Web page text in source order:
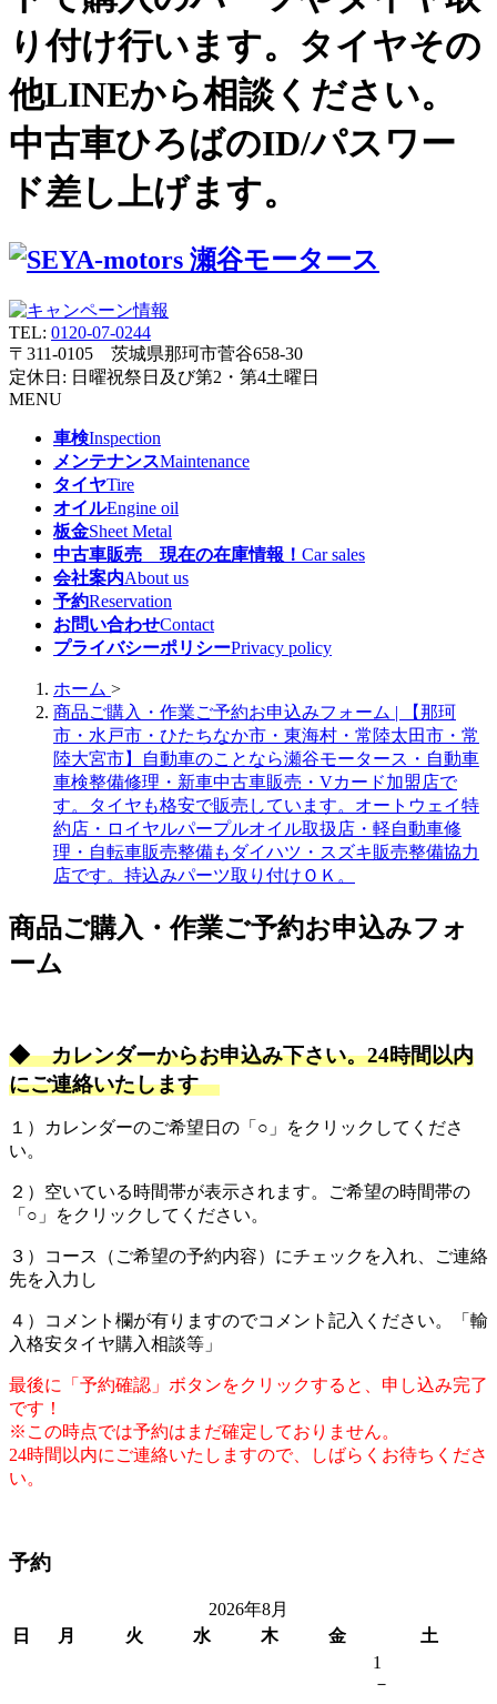
り付け行います。タイヤその
他LINEから相談ください。
中古車ひろばのID/パスワー
ド差し上げます。
TEL: 0120-07-0244
〒311-0105 茨城県那珂市菅谷658-30
定休日: 日曜祝祭日及び第2・第4土曜日
MENU
車検Inspection
メンテナンスMaintenance
タイヤTire
オイルEngine oil
板金Sheet Metal
中古車販売 現在の在庫情報！ Car sales
会社案内About us
予約Reservation
お問い合わせContact
プライバシーポリシーPrivacy policy
ホーム >
商品ご購入・作業ご予約お申込みフォーム | 【那珂
市・水戸市・ひたちなか市・東海村・常陸太田市・常
陸大宮市】自動車のことなら瀬谷モータース・自動車
車検整備修理・新車中古車販売・Vカード加盟店で
す。タイヤも格安で販売しています。オートウェイ特
約店・ロイヤルパープルオイル取扱店・軽自動車修
理・自転車販売整備もダイハツ・スズキ販売整備協力
店です。持込みパーツ取り付けＯＫ。
商品ご購入・作業ご予約お申込みフォ
ーム
◆ カレンダーからお申込み下さい。24時間以内
にご連絡いたします
１）カレンダーのご希望日の「○」をクリックしてくださ
い。
２）空いている時間帯が表示されます。ご希望の時間帯の
「○」をクリックしてください。
３）コース（ご希望の予約内容）にチェックを入れ、ご連絡
先を入力し
４）コメント欄が有りますのでコメント記入ください。「輸
入格安タイヤ購入相談等」
最後に「予約確認」ボタンをクリックすると、申し込み完了
です！
※この時点では予約はまだ確定しておりません。
24時間以内にご連絡いたしますので、しばらくお待ちくださ
い。
予約
2026年8月
日
月 火 水 木 金
土
1
－